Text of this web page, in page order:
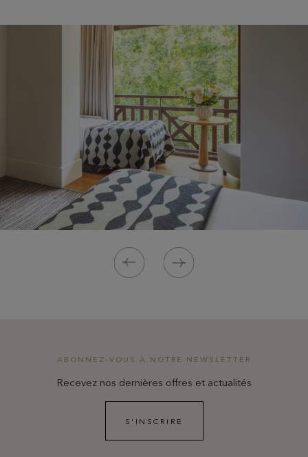
ABONNEZ-VOUS À NOTRE NEWSLETTER
Recevez nos dernières offres et actualités
S'INSCRIRE